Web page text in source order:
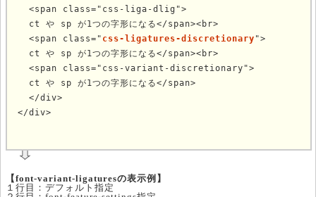
  <span class="css-liga-dlig">
  ct や sp が1つの字形になる</span><br>
  <span class="
css-ligatures-discretionary ">
  ct や sp が1つの字形になる</span><br>
  <span class="css-variant-discretionary">
  ct や sp が1つの字形になる</span>
  </div>
</div>
【font-variant-ligaturesの表示例】
１行目：デフォルト指定